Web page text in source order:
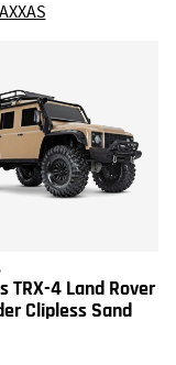
TRX-4 Land Rover
Clipless Sand